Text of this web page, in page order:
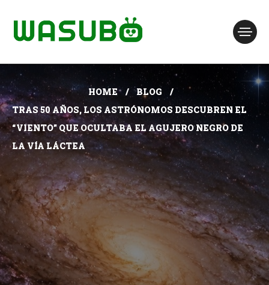
HOME
BLOG
TRAS 50 AÑOS, LOS ASTRÓNOMOS DESCUBREN EL
“VIENTO” QUE OCULTABA EL AGUJERO NEGRO DE
LA VÍA LÁCTEA